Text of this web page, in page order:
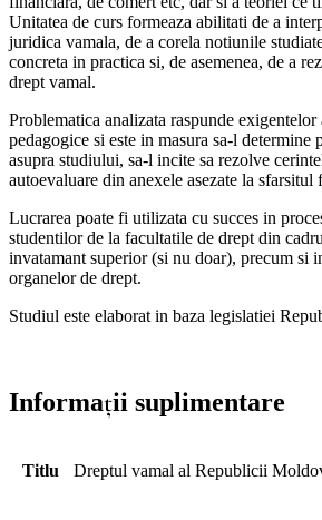
Unitatea de curs formeaza abilitati de a
juridica vamala, de a corela notiunile
concreta in practica si, de asemenea, de a
drept vamal.
Problematica analizata raspunde exigentelor
pedagogice si este in masura sa-l determine
asupra studiului, sa-l incite sa rezolve
autoevaluare din anexele asezate la sfarsitul
Lucrarea poate fi utilizata cu succes in
studentilor de la facultatile de drept din
invatamant superior (si nu doar), precum si
organelor de drept.
Studiul este elaborat in baza legislatiei
Informații suplimentare
Titlu Dreptul vamal al Republicii